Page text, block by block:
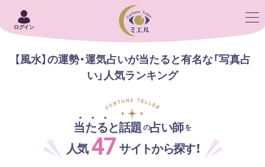
ログイン
【風水】の運勢・運気占いが当たると有名な「写真占
い」人気ランキング
当たると話題の占い師を
人気47サイトから探す！